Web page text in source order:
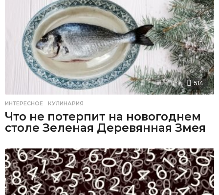
514
ИНТЕРЕСНОЕ ,КУЛИНАРИЯ
Что не потерпит на новогоднем
столе Зеленая Деревянная Змея